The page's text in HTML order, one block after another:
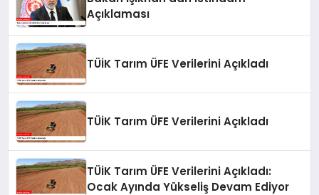
Açıklaması
TÜİK Tarım ÜFE Verilerini Açıkladı
TÜİK Tarım ÜFE Verilerini Açıkladı
TÜİK Tarım ÜFE Verilerini Açıkladı:
Ocak Ayında Yükseliş Devam Ediyor